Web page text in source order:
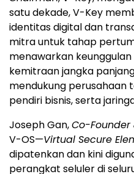
satu dekade, V-Key
identitas digital dan
mitra untuk tahap
menawarkan
kemitraan jangka
mendukung perusahaan
pendiri bisnis, serta
Joseph Gan,Co-Founder
V-OS—Virtual Secure
dipatenkan dan kini
perangkat seluler di